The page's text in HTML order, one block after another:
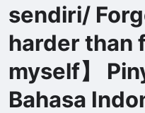
sendiri/
harder than
myself】
Bahasa